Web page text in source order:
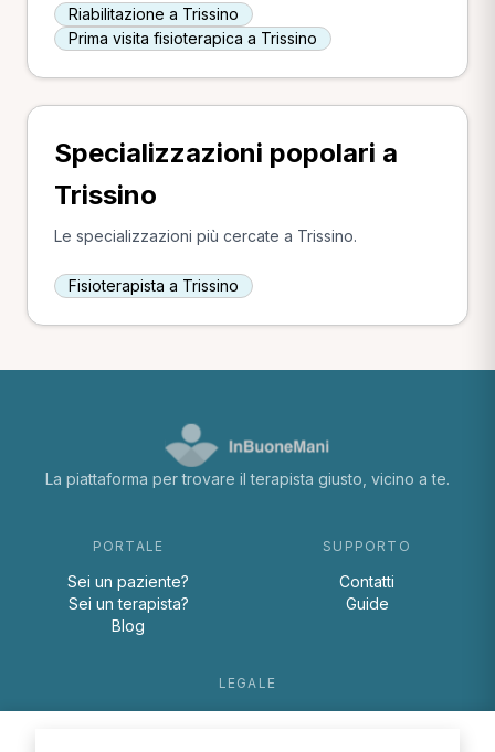
Riabilitazione a Trissino
Prima visita fisioterapica a Trissino
Specializzazioni popolari a
Trissino
Le specializzazioni più cercate a Trissino.
Fisioterapista a Trissino
La piattaforma per trovare il terapista giusto, vicino a te.
PORTALE
Sei un paziente?
Sei un terapista?
Blog
SUPPORTO
Contatti
Guide
LEGALE